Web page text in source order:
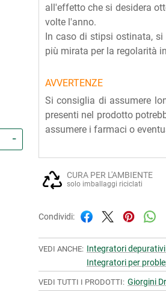
all'effetto che si desidera
volte l'anno.
In caso di stipsi ostinata, si
più mirata per la regolarità
AVVERTENZE
Si consiglia di assumere
presenti nel prodotto
assumere i farmaci o
CURA PER L'AMBIENTE
solo imballaggi riciclati
Condividi:
VEDI ANCHE: Integratori
Integratori per
VEDI TUTTI I PRODOTTI: Giorgini